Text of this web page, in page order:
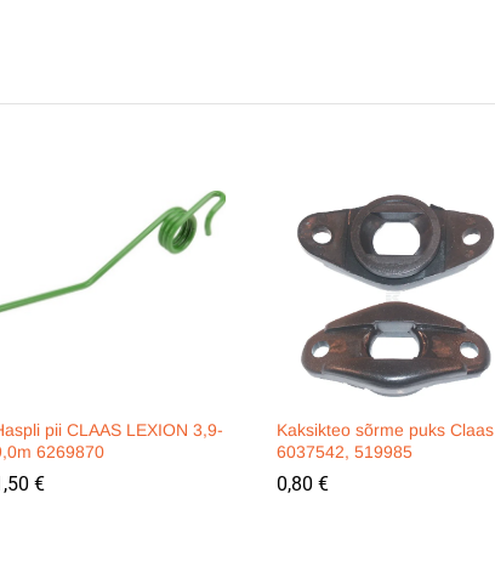
pii CLAAS LEXION 3,9-
6269870
€
Kaksikteo sõrme puks Claas
6037542, 519985
0,80 €